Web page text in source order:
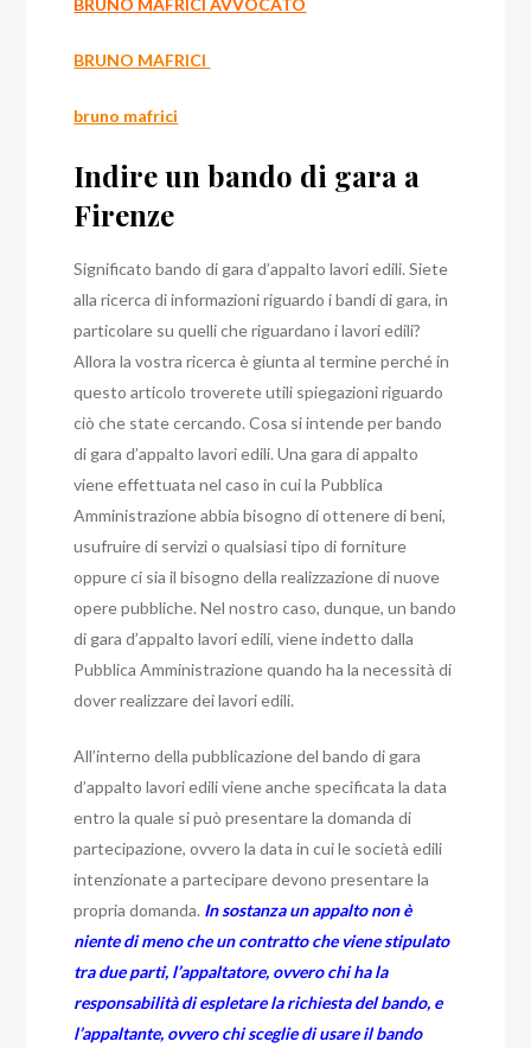
BRUNO MAFRICI AVVOCATO
BRUNO MAFRICI
bruno mafrici
Indire un bando di gara a
Firenze
Significato bando di gara d’appalto lavori edili. Siete
alla ricerca di informazioni riguardo i bandi di gara, in
particolare su quelli che riguardano i lavori edili?
Allora la vostra ricerca è giunta al termine perché in
questo articolo troverete utili spiegazioni riguardo
ciò che state cercando. Cosa si intende per bando
di gara d’appalto lavori edili. Una gara di appalto
viene effettuata nel caso in cui la Pubblica
Amministrazione abbia bisogno di ottenere di beni,
usufruire di servizi o qualsiasi tipo di forniture
oppure ci sia il bisogno della realizzazione di nuove
opere pubbliche. Nel nostro caso, dunque, un bando
di gara d’appalto lavori edili, viene indetto dalla
Pubblica Amministrazione quando ha la necessità di
dover realizzare dei lavori edili.
All’interno della pubblicazione del bando di gara
d’appalto lavori edili viene anche specificata la data
entro la quale si può presentare la domanda di
partecipazione, ovvero la data in cui le società edili
intenzionate a partecipare devono presentare la
propria domanda. In sostanza un appalto non è
niente di meno che un contratto che viene stipulato
tra due parti, l’appaltatore, ovvero chi ha la
responsabilità di espletare la richiesta del bando, e
l’appaltante, ovvero chi sceglie di usare il bando